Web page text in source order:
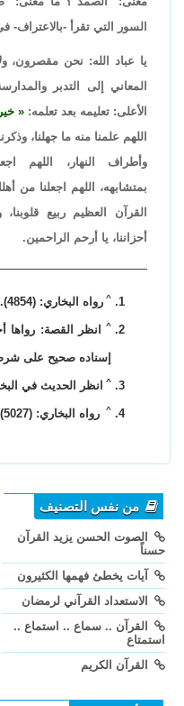
السور التي تقرأ -بالاعتراف-
يا عباد الله: نحن مقصرون،
المعاني إلى التدبر
الأعلى: تعليمه بعد تعلمه:
اللهم علمنا منه ما جهلنا،
وأطراف النهار، اللهم
بمتشابهه، اللهم اجعلنا من
القرآن العظيم ربيع
أحزاننا، يا أرحم الراحمين.
^ رواه البخاري: (4854).
^
إسناده صحيح على
^ انظر الحديث في
^ رواه البخاري: (5027).
من نفس التصنيف
الصوت الحسن يزيد القرآن
حسناً
آيات يخطئ فهمها الكثيرون
الاستعداد القرآني لرمضان
القرآن .. سماع .. استماع ..
استمتاع
القرآن الكريم